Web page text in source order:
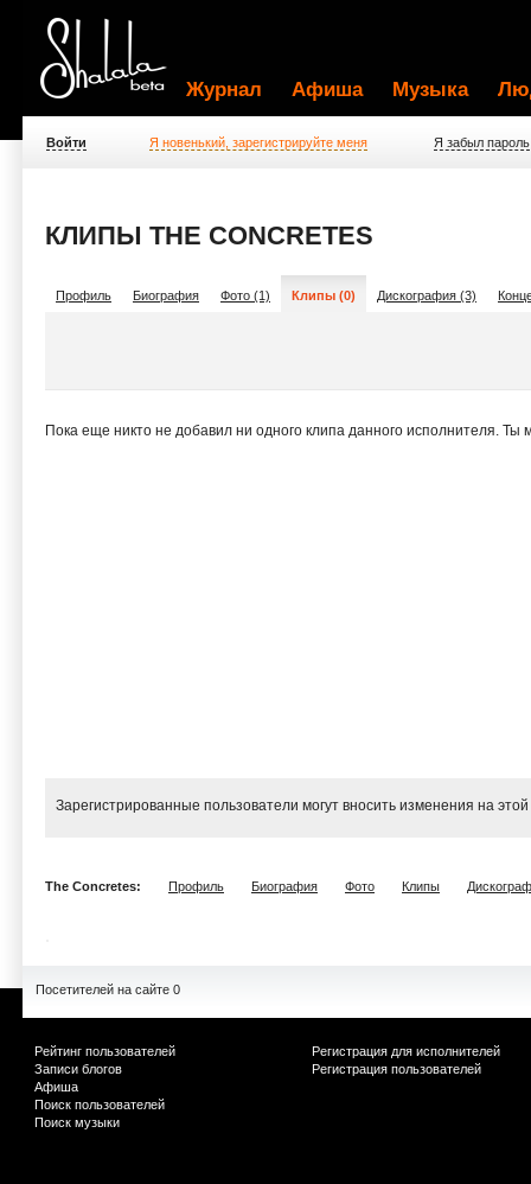
Журнал Афиша Музыка
Войти Я новенький, зарегистрируйте меня Я забыл пароль
КЛИПЫ THE CONCRETES
Профиль Биография Фото (1) Клипы (0) Дискография (3)
Пока еще никто не добавил ни одного клипа данного исполнителя.
Зарегистрированные пользователи могут вносить изменения на
The Concretes: Профиль Биография Фото Клипы
Посетителей на сайте 0
Рейтинг пользователей
Записи блогов
Афиша
Поиск пользователей
Поиск музыки
Регистрация для исполнителей
Регистрация пользователей